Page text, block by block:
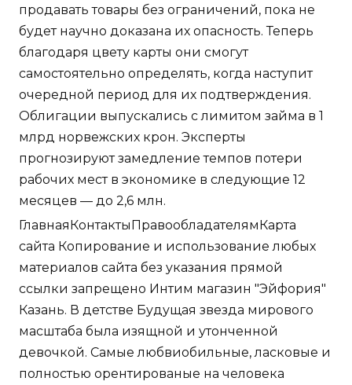
продавать товары без ограничений, пока не
будет научно доказана их опасность. Теперь
благодаря цвету карты они смогут
самостоятельно определять, когда наступит
очередной период для их подтверждения.
Облигации выпускались с лимитом займа в 1
млрд норвежских крон. Эксперты
прогнозируют замедление темпов потери
рабочих мест в экономике в следующие 12
месяцев — до 2,6 млн.
ГлавнаяКонтактыПравообладателямКарта
сайта Копирование и использование любых
материалов сайта без указания прямой
ссылки запрещено Интим магазин "Эйфория"
Казань. В детстве Будущая звезда мирового
масштаба была изящной и утонченной
девочкой. Самые любвиобильные, ласковые и
полностью орентированые на человека